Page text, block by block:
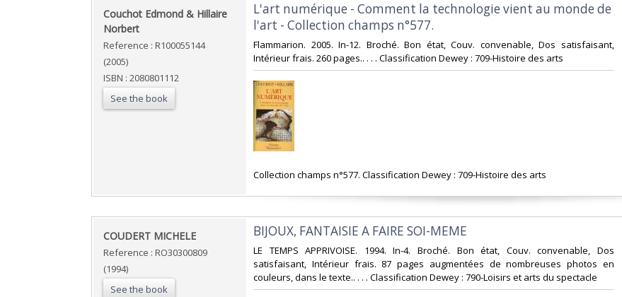
‎Couchot Edmond & Hillaire
Norbert‎
Reference : R100055144
(2005)
ISBN : 2080801112
See the book
‎L'art numérique - Comment la technologie vient au monde de
l'art - Collection champs n°577.‎
‎Flammarion. 2005. In-12. Broché. Bon état, Couv. convenable, Dos satisfaisant,
Intérieur frais. 260 pages.. . . . Classification Dewey : 709-Histoire des arts‎
‎Collection champs n°577. Classification Dewey : 709-Histoire des arts‎
‎COUDERT MICHELE‎
Reference : RO30300809
(1994)
See the book
‎BIJOUX, FANTAISIE A FAIRE SOI-MEME‎
‎LE TEMPS APPRIVOISE. 1994. In-4. Broché. Bon état, Couv. convenable, Dos
satisfaisant, Intérieur frais. 87 pages augmentées de nombreuses photos en
couleurs, dans le texte.. . . . Classification Dewey : 790-Loisirs et arts du spectacle‎